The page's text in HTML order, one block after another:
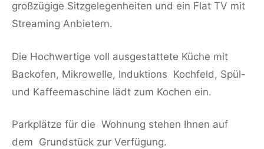
großzügige Sitzgelegenheiten und ein Flat TV mit
Streaming Anbietern.
Die Hochwertige voll ausgestattete Küche mit
Backofen, Mikrowelle, Induktions Kochfeld, Spül-
und Kaffeemaschine lädt zum Kochen ein.
Parkplätze für die Wohnung stehen Ihnen auf
dem Grundstück zur Verfügung.